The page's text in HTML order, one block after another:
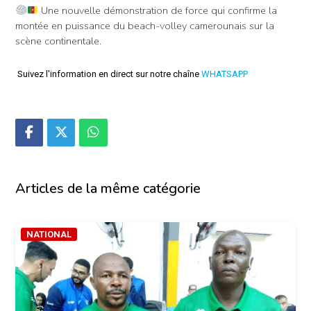
Une nouvelle démonstration de force qui confirme la
montée en puissance du beach-volley camerounais sur la
scène continentale.
Suivez l'information en direct sur notre chaîne WHATSAPP
Articles de la même catégorie
NATIONAL